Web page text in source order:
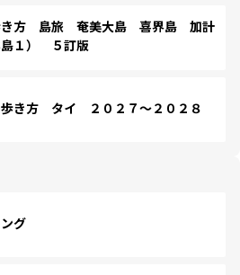
き方 島旅 奄美大島 喜界島 加計
島１） ５訂版
き方 タイ ２０２７～２０２８
グ